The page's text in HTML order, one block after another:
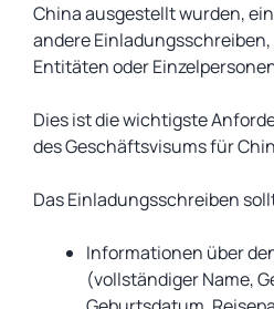
China ausgestellt wurden,
andere
Entitäten oder
Dies ist die wichtigste
des Geschäftsvisums für
Das Einladungsschreiben
Informationen über
(vollständiger Name,